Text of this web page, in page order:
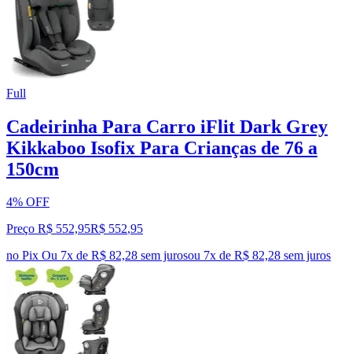
Full
Cadeirinha Para Carro iFlit Dark Grey
Kikkaboo Isofix Para Crianças de 76 a
150cm
4% OFF
Preço R$ 552,95R$ 552,95
no Pix Ou 7x de R$ 82,28 sem jurosou 7x de R$ 82,28 sem juros